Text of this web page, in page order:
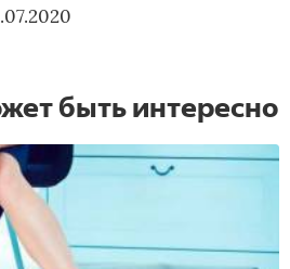
быть интересно